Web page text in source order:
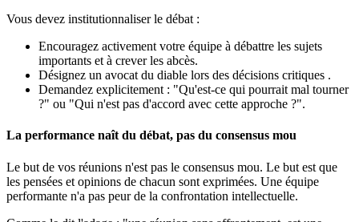
Vous devez institutionnaliser le débat :
Encouragez activement votre équipe à débattre les sujets
importants et à crever les abcès.
Désignez un avocat du diable lors des décisions critiques .
Demandez explicitement : "Qu'est-ce qui pourrait mal tourner
?" ou "Qui n'est pas d'accord avec cette approche ?".
La performance naît du débat, pas du consensus mou
Le but de vos réunions n'est pas le consensus mou. Le but est que
les pensées et opinions de chacun sont exprimées. Une équipe
performante n'a pas peur de la confrontation intellectuelle.